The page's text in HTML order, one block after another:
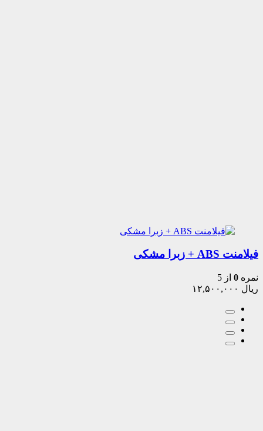
فیلامنت ABS + زبرا مشکی
نمره 0 از 5
ریال